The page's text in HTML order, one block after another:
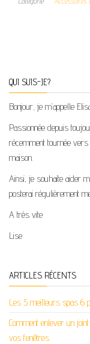
QUI SUIS-JE?
Bonjour, je m’appelle
Passionnée depuis
récemment tournée
maison.
Ainsi, je souhaite aider
posterai régulièrement
A très vite
Lise
ARTICLES RÉCENTS
Les 5 meilleurs spas 6
Comment enlever un
vos fenêtres